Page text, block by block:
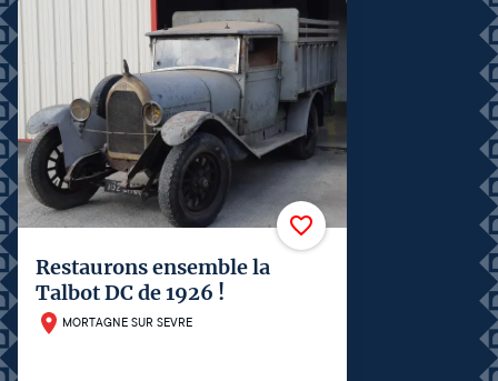
Restaurons ensemble la
Talbot DC de 1926 !
MORTAGNE SUR SEVRE